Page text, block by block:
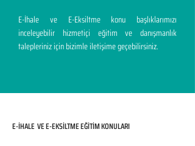
E-İhale ve E-Eksiltme konu başlıklarımızı
inceleyebilir hizmetiçi eğitim ve danışmanlık
talepleriniz için bizimle iletişime geçebilirsiniz.
E-İHALE VE E-EKSİLTME EĞİTİM KONULARI​